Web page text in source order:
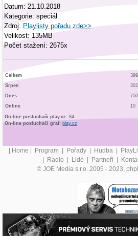
Datum: 21.10.2018
Kategorie: speciál
Zdroj: Playlisty pořadu zde>>
Velikost: 135MB
Počet stažení: 2675x
Celkem
Srpen
Dnes
750
Online
10
On-line posluchači play.cz: 84
On-line posluchači graf: play.cz
| Home | Program | Pořady | Hudba |
| Radio | Lidé | Partneři |
© JOE Media s.r.o. 2005 - 2023,